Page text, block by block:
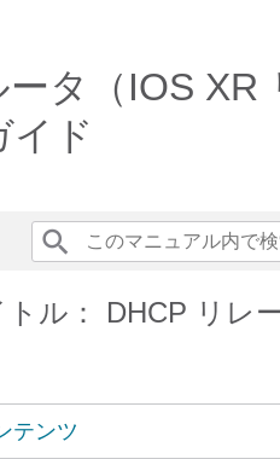
タ（IOS
イド
ル： DHCP リレ
テンツ